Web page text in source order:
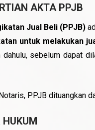
AKTA PPJB
Jual Beli (PPJB)
untuk melakukan
sebelum dapat
PPJB dituangkan